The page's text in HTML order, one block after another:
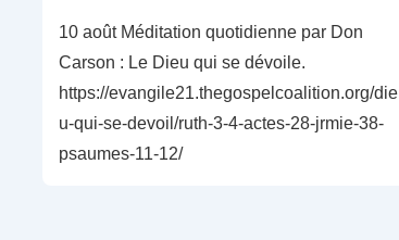
10 août Méditation quotidienne par Don
Carson : Le Dieu qui se dévoile.
https://evangile21.thegospelcoalition.org/die
u-qui-se-devoil/ruth-3-4-actes-28-jrmie-38-
psaumes-11-12/